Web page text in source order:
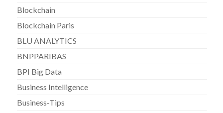
Blockchain
Blockchain Paris
BLU ANALYTICS
BNPPARIBAS
BPI Big Data
Business Intelligence
Business-Tips